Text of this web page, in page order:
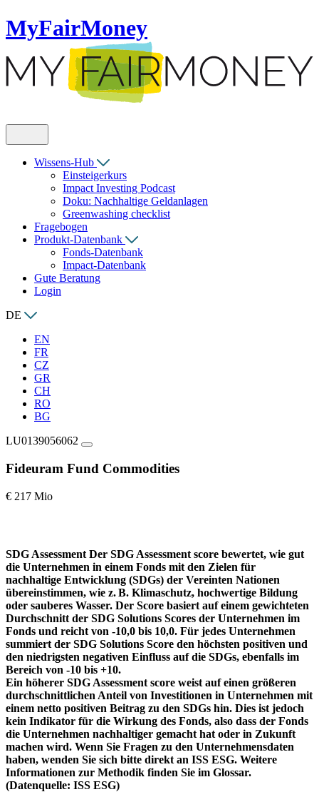
MyFairMoney
Wissens-Hub
Einsteigerkurs
Impact Investing Podcast
Doku: Nachhaltige Geldanlagen
Greenwashing checklist
Fragebogen
Produkt-Datenbank
Fonds-Datenbank
Impact-Datenbank
Gute Beratung
Login
DE
EN
FR
CZ
GR
CH
RO
BG
LU0139056062
Fideuram Fund Commodities
€ 217 Mio
SDG Assessment Der SDG Assessment score bewertet, wie gut
die Unternehmen in einem Fonds mit den Zielen für
nachhaltige Entwicklung (SDGs) der Vereinten Nationen
übereinstimmen, wie z. B. Klimaschutz, hochwertige Bildung
oder sauberes Wasser. Der Score basiert auf einem gewichteten
Durchschnitt der SDG Solutions Scores der Unternehmen im
Fonds und reicht von -10,0 bis 10,0. Für jedes Unternehmen
summiert der SDG Solutions Score den höchsten positiven und
den niedrigsten negativen Einfluss auf die SDGs, ebenfalls im
Bereich von -10 bis +10.
Ein höherer SDG Assessment score weist auf einen größeren
durchschnittlichen Anteil von Investitionen in Unternehmen mit
einem netto positiven Beitrag zu den SDGs hin. Dies ist jedoch
kein Indikator für die Wirkung des Fonds, also dass der Fonds
die Unternehmen nachhaltiger gemacht hat oder in Zukunft
machen wird. Wenn Sie Fragen zu den Unternehmensdaten
haben, wenden Sie sich bitte direkt an ISS ESG. Weitere
Informationen zur Methodik finden Sie im Glossar.
(Datenquelle: ISS ESG)